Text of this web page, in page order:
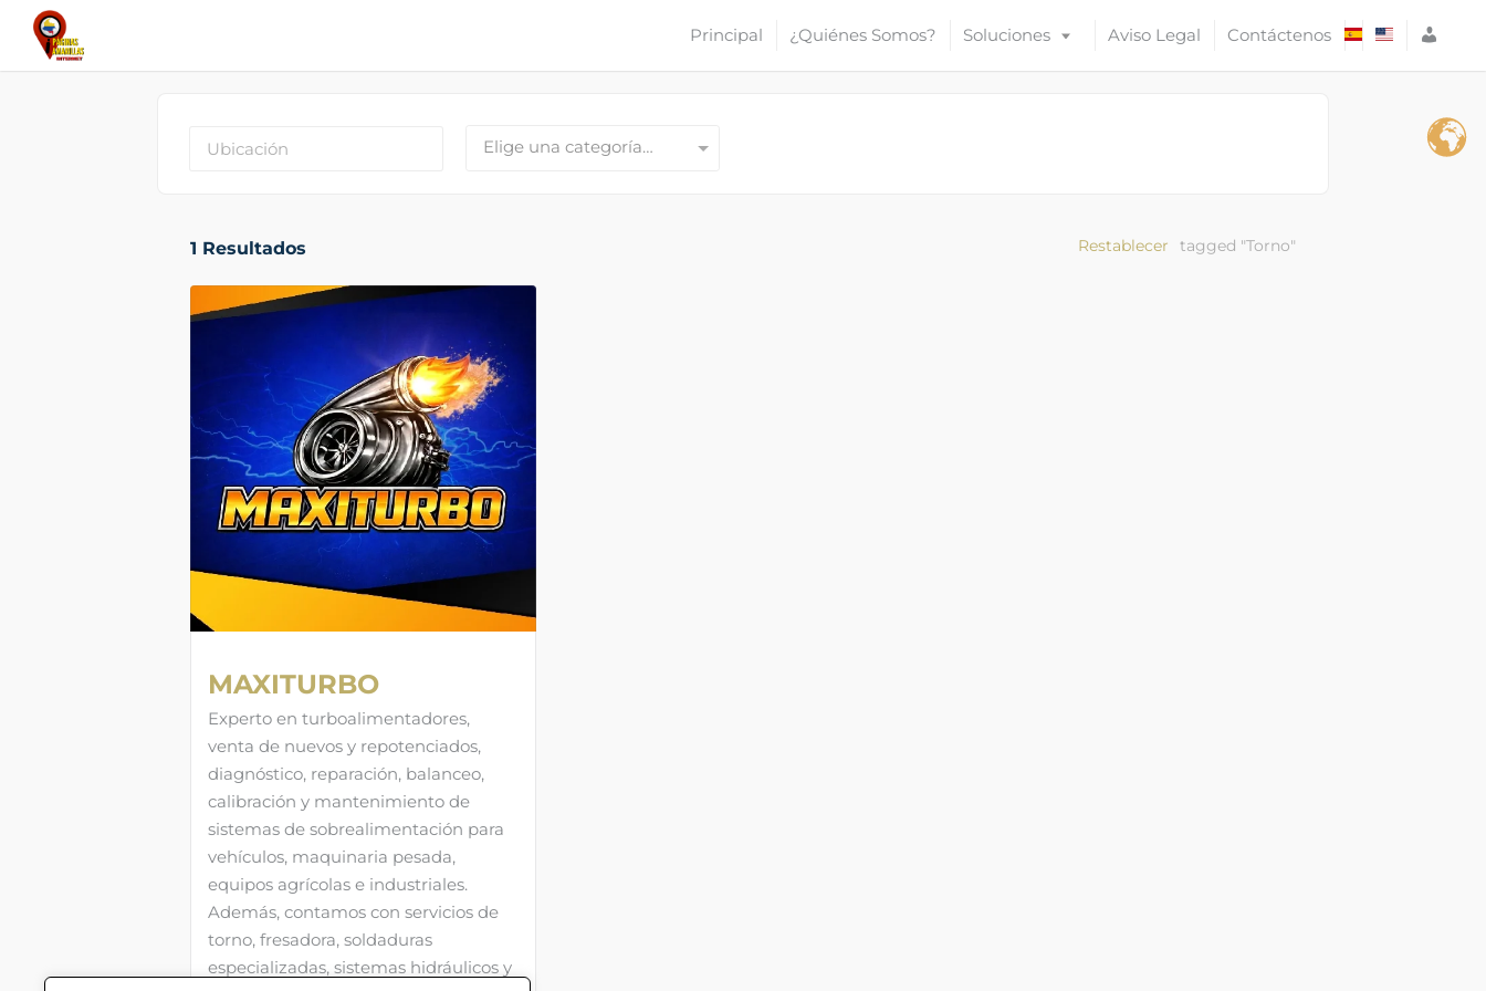
Principal ¿Quiénes Somos? Soluciones Aviso Legal Contáctenos
S
O
Elige una categoría…
1 Resultados tagged "Torno"
Restablecer
MAXITURBO
Experto en turboalimentadores,
venta de nuevos y repotenciados,
diagnóstico, reparación, balanceo,
calibración y mantenimiento de
sistemas de sobrealimentación para
vehículos, maquinaria pesada,
equipos agrícolas e industriales.
Además, contamos con servicios de
torno, fresadora, soldaduras
especializadas, sistemas hidráulicos y